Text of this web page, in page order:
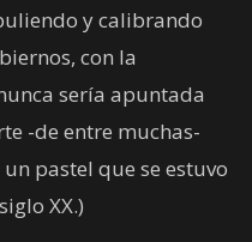
y calibrando
con la
sería apuntada
-de entre muchas-
pastel que se estuvo
XX.)